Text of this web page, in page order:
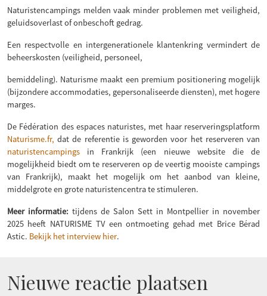
Naturistencampings melden vaak minder problemen met veiligheid,
geluidsoverlast of onbeschoft gedrag.
Een respectvolle en intergenerationele klantenkring vermindert de
beheerskosten (veiligheid, personeel,
bemiddeling). Naturisme maakt een premium positionering mogelijk
(bijzondere accommodaties, gepersonaliseerde diensten), met hogere
marges.
De Fédération des espaces naturistes, met haar reserveringsplatform
Naturisme.fr, dat de referentie is geworden voor het reserveren van
naturistencampings in Frankrijk (een nieuwe website die de
mogelijkheid biedt om te reserveren op de veertig mooiste campings
van Frankrijk), maakt het mogelijk om het aanbod van kleine,
middelgrote en grote naturistencentra te stimuleren.
Meer informatie: tijdens de Salon Sett in Montpellier in november
2025 heeft NATURISME TV een ontmoeting gehad met Brice Bérad
Astic. Bekijk het interview hier.
Nieuwe reactie plaatsen